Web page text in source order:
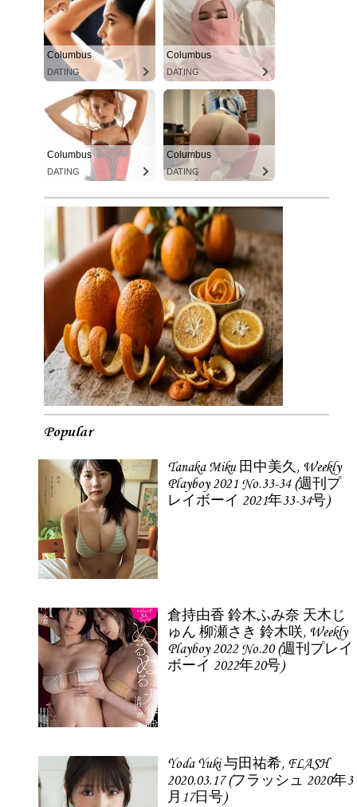
Columbus
DATING
Columbus
DATING
Columbus
DATING
Columbus
DATING
Popular
Tanaka Miku 田中美久, Weekly
Playboy 2021 No.33-34 (週刊プ
レイボーイ 2021年33-34号)
倉持由香 鈴木ふみ奈 天木じ
ゅん 柳瀬さき 鈴木咲, Weekly
Playboy 2022 No.20 (週刊プレイ
ボーイ 2022年20号)
Yoda Yuki 与田祐希, FLASH
2020.03.17 (フラッシュ 2020年3
月17日号)